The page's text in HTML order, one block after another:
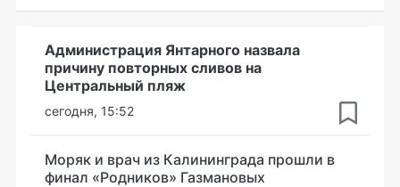
Администрация Янтарного назвала
причину повторных сливов на
Центральный пляж
сегодня, 15:52
Моряк и врач из Калининграда прошли в
финал «Родников» Газмановых